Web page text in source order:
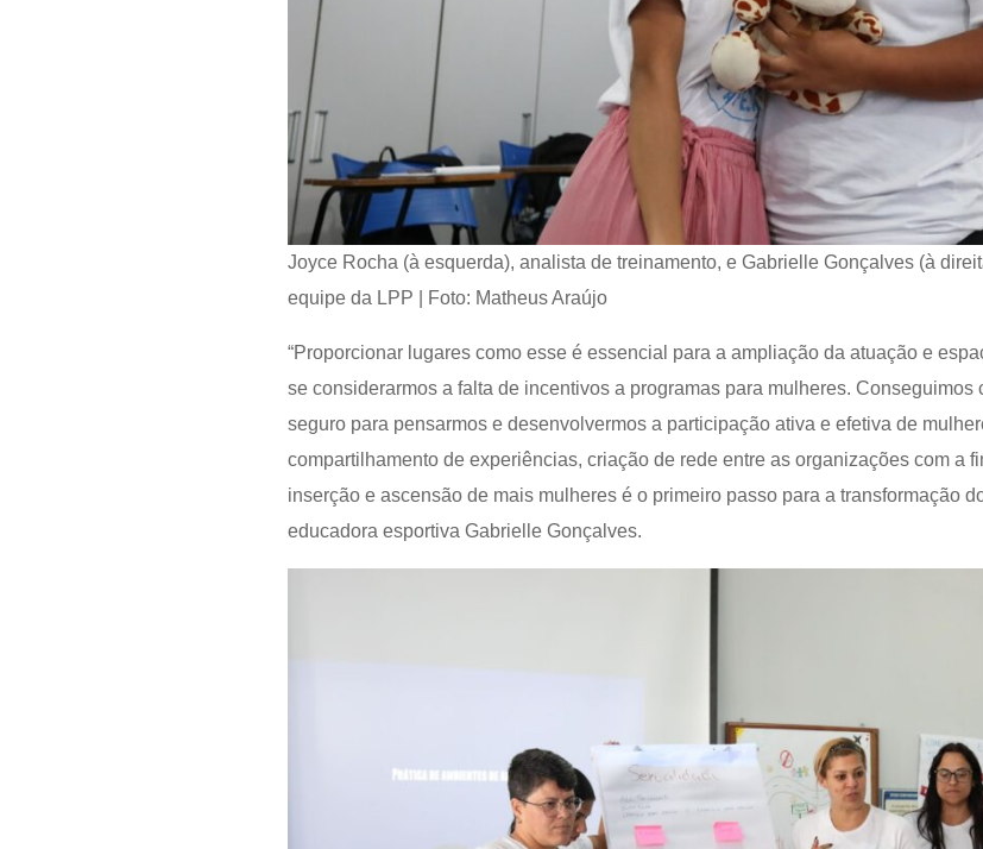
Joyce Rocha (à esquerda), analista de treinamento, e Gabrielle Gonçalves (à
equipe da LPP | Foto: Matheus Araújo
“Proporcionar lugares como esse é essencial para a ampliação da atuação e
se considerarmos a falta de incentivos a programas para mulheres.
seguro para pensarmos e desenvolvermos a participação ativa e efetiva de
compartilhamento de experiências, criação de rede entre as organizações com a
inserção e ascensão de mais mulheres é o primeiro passo para a transformação
educadora esportiva Gabrielle Gonçalves.